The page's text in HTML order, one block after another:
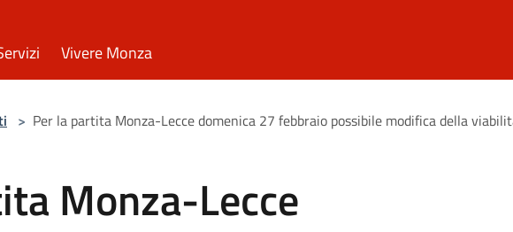
Vivere Monza
> Per la partita Monza-Lecce domenica 27 febbraio possibile modifica della
Monza-Lecce